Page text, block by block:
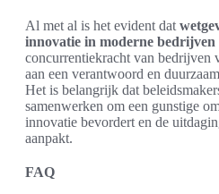
Al met al is het evident dat
innovatie in moderne bedrijven
concurrentiekracht van bedrijven
aan een verantwoord en
Het is belangrijk dat
samenwerken om een gunstige
innovatie bevordert en de
aanpakt.
FAQ